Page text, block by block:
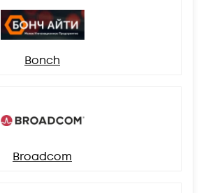
Bonch
Broadcom